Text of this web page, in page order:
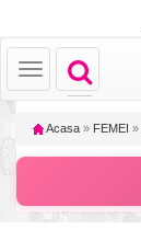
Toggle
navigation
Toggle
navigation
Acasa » FEMEI »